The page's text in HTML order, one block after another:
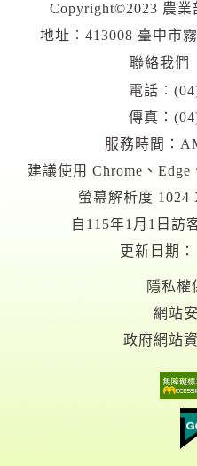
Copyright©2023 農業
地址︰413008 臺中市
聯絡我們
電話︰
傳真：
服務時間：
建議使用 Chrome、
螢幕解析度 1024
自115年1月1日訪
更新日期：
隱私權
網站
政府網站